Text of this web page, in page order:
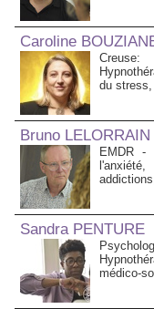
Caroline
du
Bruno LELORRAIN
EMDR -
Sandra PENTURE